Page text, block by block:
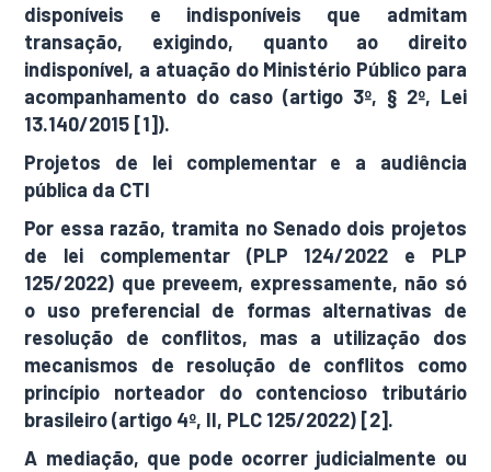
disponíveis e indisponíveis que admitam
transação, exigindo, quanto ao direito
indisponível, a atuação do Ministério Público para
acompanhamento do caso (artigo 3º, § 2º, Lei
13.140/2015 [1]).
Projetos de lei complementar e a audiência
pública da CTI
Por essa razão, tramita no Senado dois projetos
de lei complementar (PLP 124/2022 e PLP
125/2022) que preveem, expressamente, não só
o uso preferencial de formas alternativas de
resolução de conflitos, mas a utilização dos
mecanismos de resolução de conflitos como
princípio norteador do contencioso tributário
brasileiro (artigo 4º, II, PLC 125/2022) [2].
A mediação, que pode ocorrer judicialmente ou